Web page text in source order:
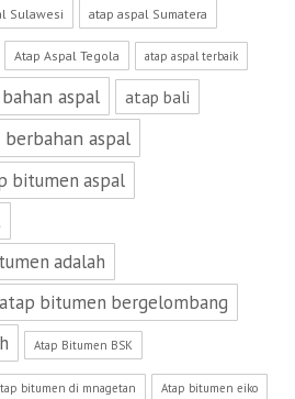
Sulawesi atap aspal Sumatera
Atap Aspal Tegola atap aspal terbaik
aspal
atap bali
aspal
bitumen aspal
adalah
atap bitumen bergelombang
Atap Bitumen BSK
bitumen di mnagetan Atap bitumen eiko